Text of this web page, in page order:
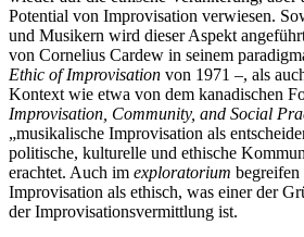
Potential von Improvisation verwiesen.
und Musikern wird dieser Aspekt
von Cornelius Cardew in seinem
Ethic of Improvisation von 1971 –, als
Kontext wie etwa von dem kanadischen
Improvisation, Community, and Social
„musikalische Improvisation als
politische, kulturelle und ethische
erachtet. Auch im exploratorium
Improvisation als ethisch, was einer der
der Improvisationsvermittlung ist.